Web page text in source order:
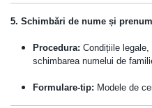
5. Schimbări de nume și
Procedura: Condițiile
schimbarea numelui de
Formulare-tip: Modele de